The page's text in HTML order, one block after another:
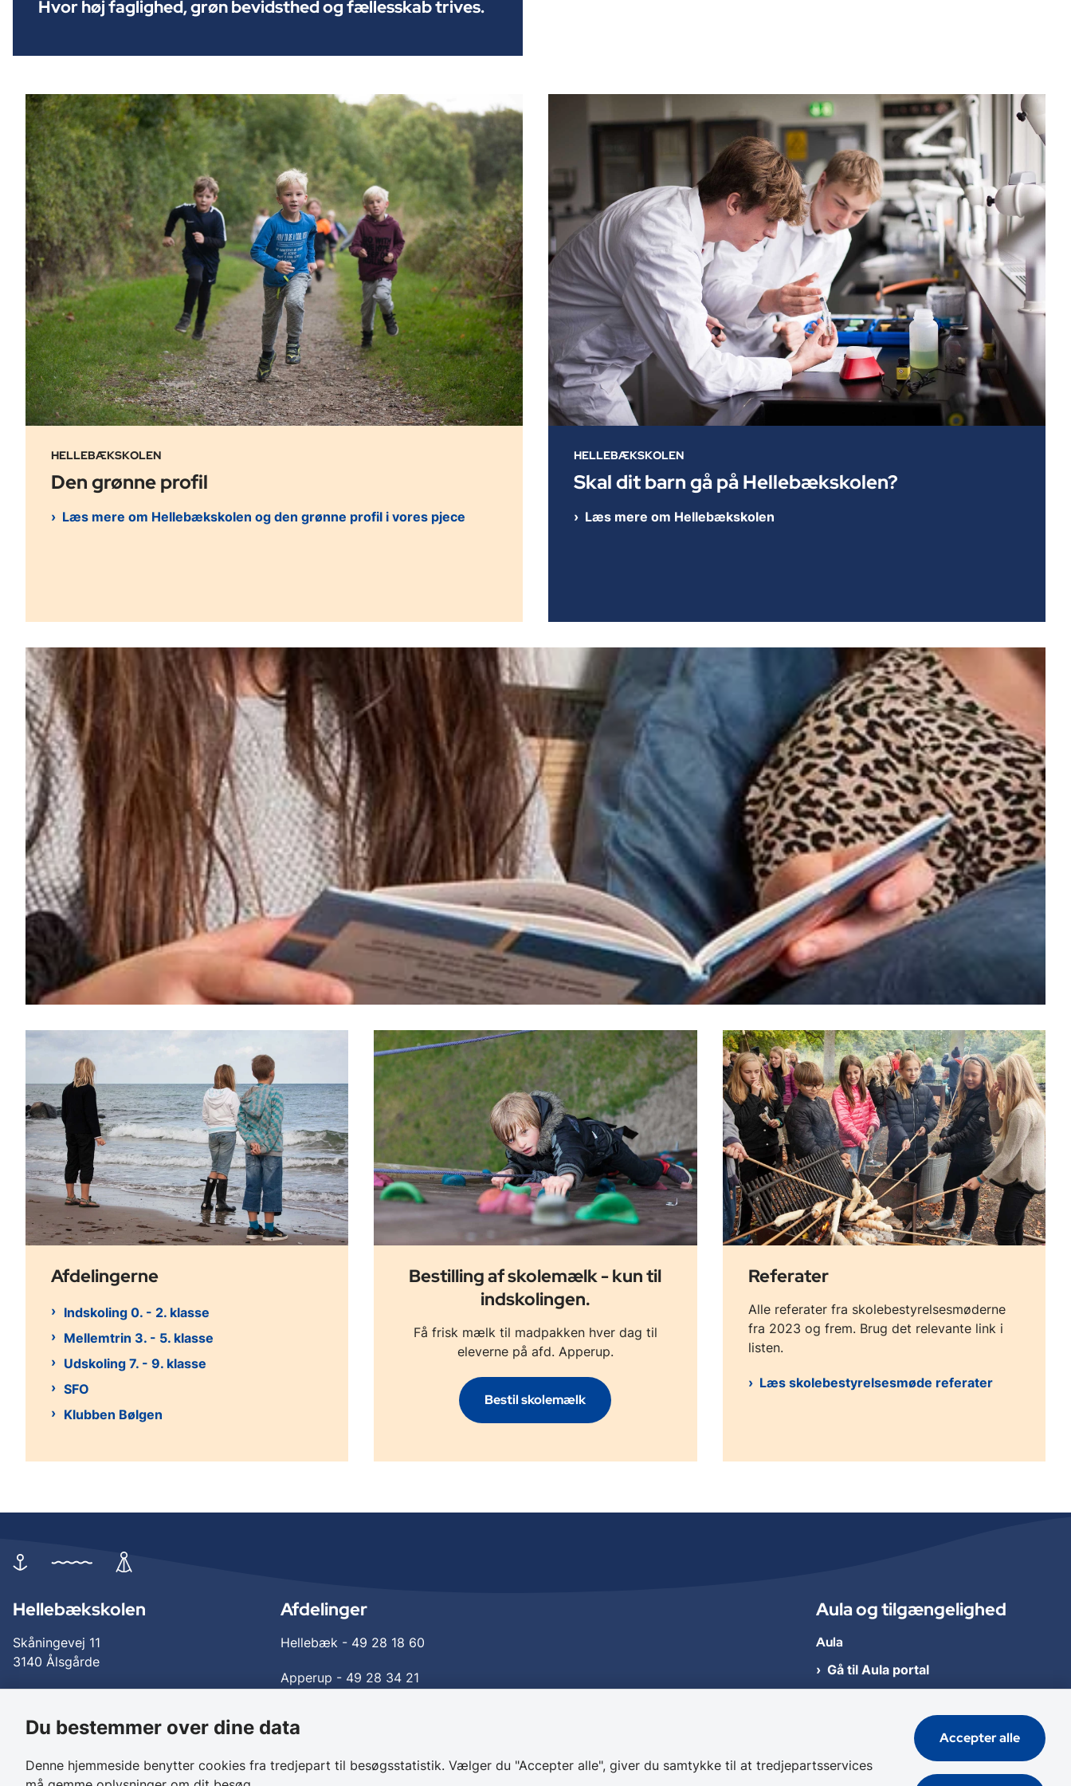
Hvor høj faglighed, grøn bevidsthed og fællesskab trives.
HELLEBÆKSKOLEN
Den grønne profil
Læs mere om Hellebækskolen og den grønne profil i vores pjece
HELLEBÆKSKOLEN
Skal dit barn gå på Hellebækskolen?
Læs mere om Hellebækskolen
Afdelingerne
Indskoling 0. - 2. klasse
Mellemtrin 3. - 5. klasse
Udskoling 7. - 9. klasse
SFO
Klubben Bølgen
Bestilling af skolemælk - kun til
indskolingen.
Få frisk mælk til madpakken hver dag til
eleverne på afd. Apperup.
Bestil skolemælk
Referater
Alle referater fra skolebestyrelsesmøderne
fra 2023 og frem. Brug det relevante link i
listen.
Læs skolebestyrelsesmøde referater
Hellebækskolen
Skåningevej 11
3140 Ålsgårde
Afdelinger
Hellebæk - 49 28 18 60
Apperup - 49 28 34 21
Aula og tilgængelighed
Aula
Gå til Aula portal
Læs tilgængelighedserklæringen
Du bestemmer over dine data
Denne hjemmeside benytter cookies fra tredjepart til besøgsstatistik. Vælger du "Accepter alle", giver du samtykke til at tredjepartsservices
Accepter alle